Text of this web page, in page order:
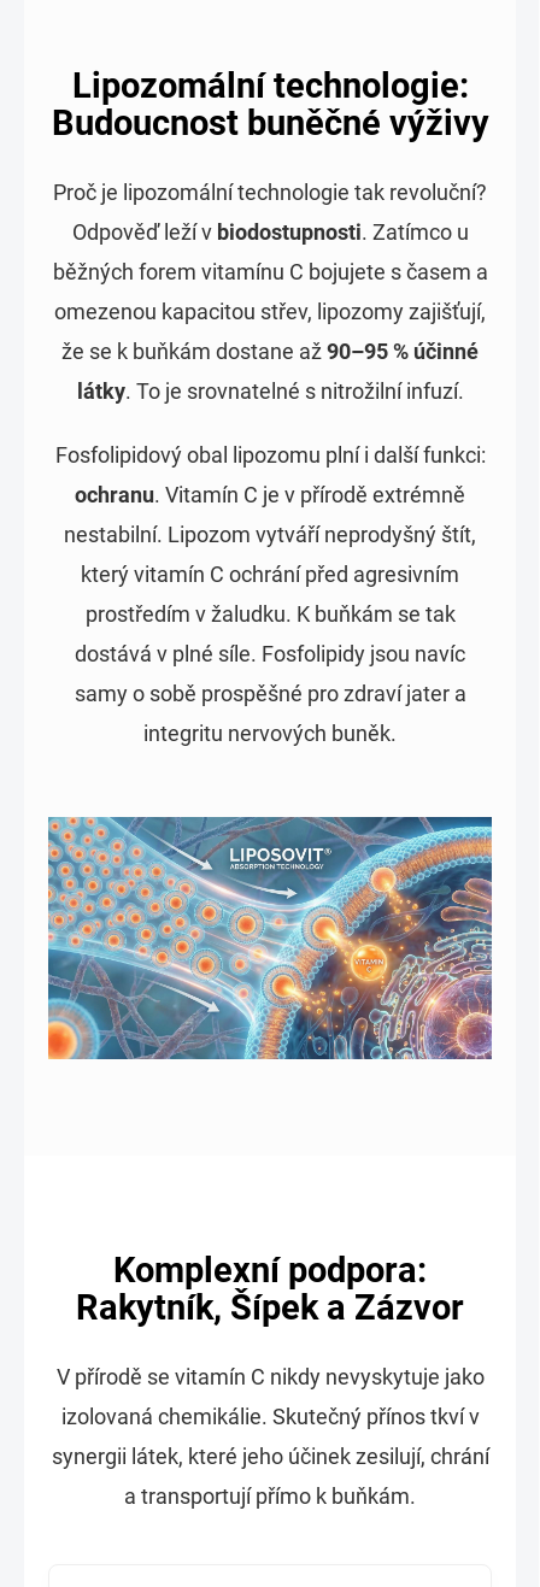
Lipozomální technologie:
Budoucnost buněčné výživy
Proč je lipozomální technologie tak revoluční?
Odpověď leží v biodostupnosti. Zatímco u
běžných forem vitamínu C bojujete s časem a
omezenou kapacitou střev, lipozomy zajišťují,
že se k buňkám dostane až 90–95 % účinné
látky. To je srovnatelné s nitrožilní infuzí.
Fosfolipidový obal lipozomu plní i další funkci:
ochranu. Vitamín C je v přírodě extrémně
nestabilní. Lipozom vytváří neprodyšný štít,
který vitamín C ochrání před agresivním
prostředím v žaludku. K buňkám se tak
dostává v plné síle. Fosfolipidy jsou navíc
samy o sobě prospěšné pro zdraví jater a
integritu nervových buněk.
Komplexní podpora:
Rakytník, Šípek a Zázvor
V přírodě se vitamín C nikdy nevyskytuje jako
izolovaná chemikálie. Skutečný přínos tkví v
synergii látek, které jeho účinek zesilují, chrání
a transportují přímo k buňkám.